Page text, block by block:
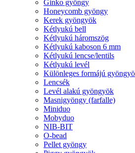
Ginko gyöngy
Honeycomb gyöngy
Kerek gyöngyök
Kétlyukú bell
Kétlyukú háromszög
Kétlyukú kaboson 6 mm
Kétlyukú lencse/lentils
Kétlyukú levél
Különleges formájú
Lencsék
Levél alakú gyöngyök
Masnigyöngy (farfalle)
Miniduo
Mobyduo
NIB-BIT
O-bead
Pellet gyöngy